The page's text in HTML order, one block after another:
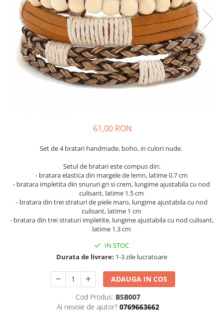
61,00 RON
Set de 4 bratari handmade, boho, in culori nude.
Setul de bratari este compus din:
- bratara elastica din margele de lemn, latime 0.7 cm
- bratara impletita din snururi gri si crem, lungime ajustabila cu nod
culisant, latime 1.5 cm
- bratara din trei straturi de piele maro, lungime ajustabila cu nod
culisant, latime 1 cm
- bratara din trei straturi impletite, lungime ajustabila cu nod culisant,
latime 1.3 cm
IN STOC
Durata de livrare: 1-3 zile lucratoare
ADAUGA IN COS
Cod Produs: BSB007
Ai nevoie de ajutor? 0769663662